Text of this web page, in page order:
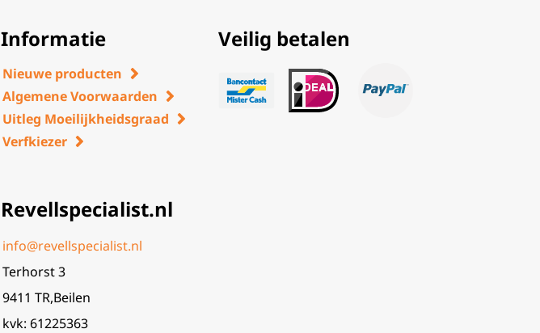
Informatie
Nieuwe producten
Algemene Voorwaarden
Uitleg Moeilijkheidsgraad
Verfkiezer
Revellspecialist.nl
info@revellspecialist.nl
Terhorst 3
9411 TR,Beilen
kvk: 61225363
Veilig betalen